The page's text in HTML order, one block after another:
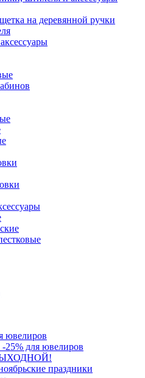
на деревянной ручки
для ювелиров
праздники